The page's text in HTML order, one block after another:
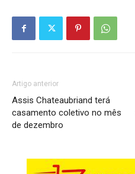
Artigo anterior
Assis Chateaubriand terá
casamento coletivo no mês
de dezembro